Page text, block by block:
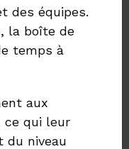
des équipes.
la boîte de
temps à
aux
ce qui leur
du niveau